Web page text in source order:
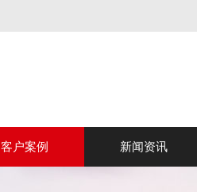
客户案例 新闻资讯